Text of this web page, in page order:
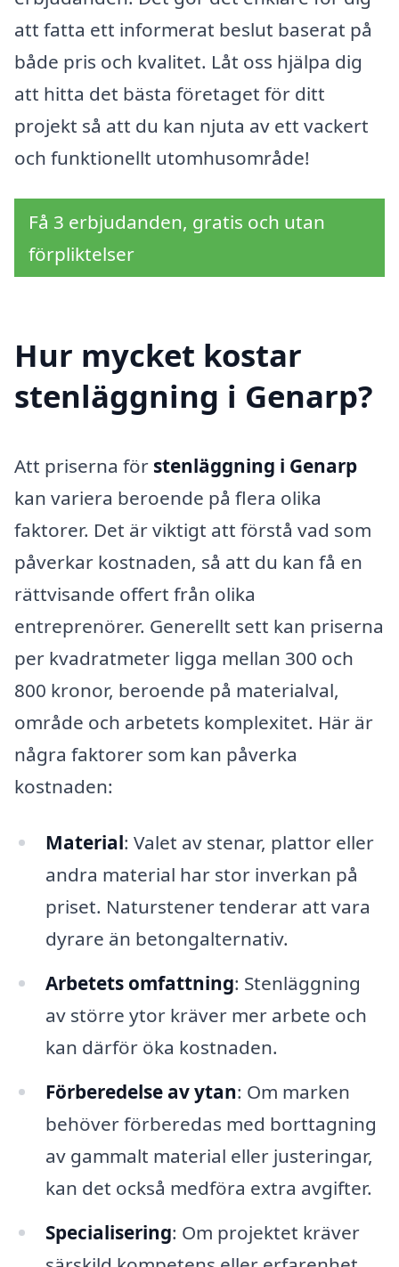
att fatta ett informerat beslut baserat på
både pris och kvalitet. Låt oss hjälpa dig
att hitta det bästa företaget för ditt
projekt så att du kan njuta av ett vackert
och funktionellt utomhusområde!
Få 3 erbjudanden, gratis och utan
förpliktelser
Hur mycket kostar
stenläggning i Genarp?
Att priserna för stenläggning i Genarp
kan variera beroende på flera olika
faktorer. Det är viktigt att förstå vad som
påverkar kostnaden, så att du kan få en
rättvisande offert från olika
entreprenörer. Generellt sett kan priserna
per kvadratmeter ligga mellan 300 och
800 kronor, beroende på materialval,
område och arbetets komplexitet. Här är
några faktorer som kan påverka
kostnaden:
Material: Valet av stenar, plattor eller
andra material har stor inverkan på
priset. Naturstener tenderar att vara
dyrare än betongalternativ.
Arbetets omfattning: Stenläggning
av större ytor kräver mer arbete och
kan därför öka kostnaden.
Förberedelse av ytan: Om marken
behöver förberedas med borttagning
av gammalt material eller justeringar,
kan det också medföra extra avgifter.
Specialisering: Om projektet kräver